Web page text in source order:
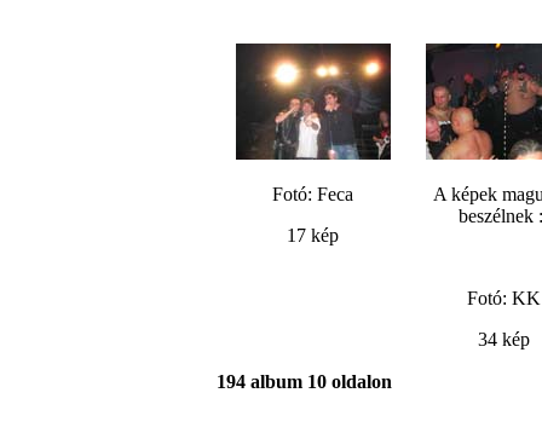
Fotó: Feca
17 kép
A képek
beszélnek
Fotó: KK
34 kép
194 album 10 oldalon